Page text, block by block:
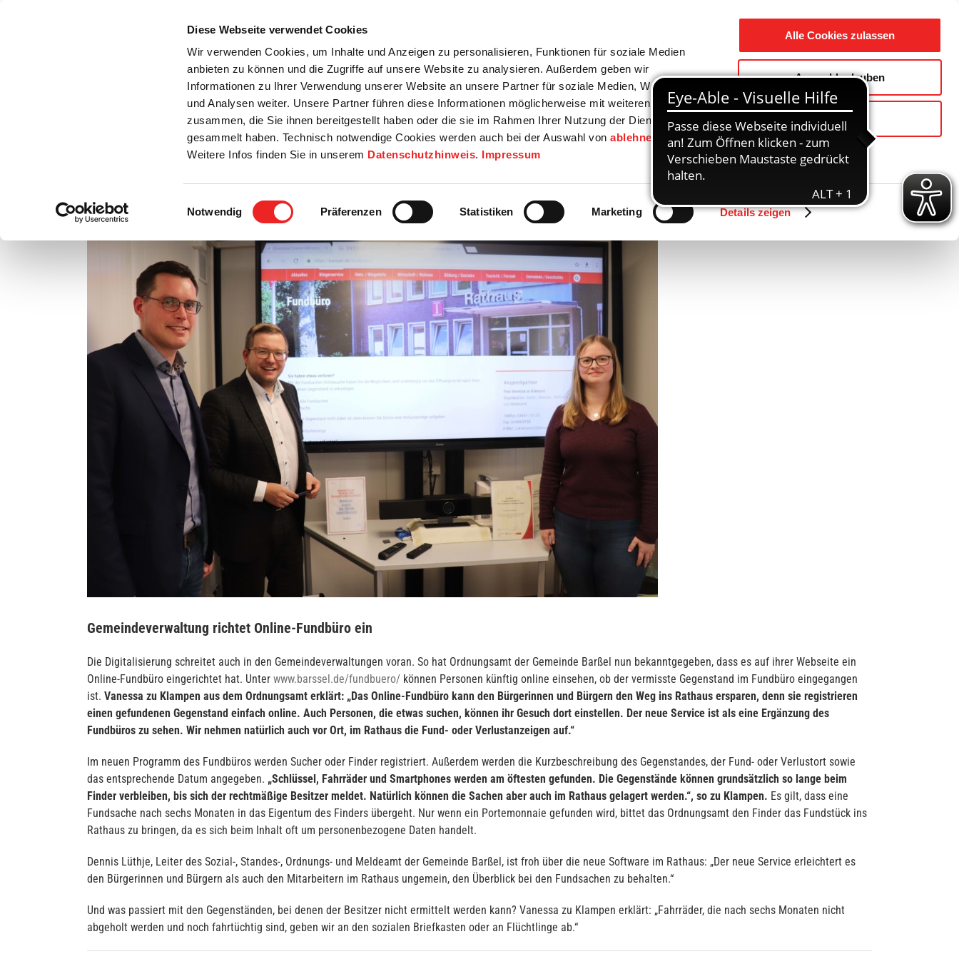
Diese Webseite verwendet Cookies
Wir verwenden Cookies, um Inhalte und Anzeigen zu personalisieren, Funktionen für soziale Medien
anbieten zu können und die Zugriffe auf unsere Website zu analysieren. Außerdem geben wir
Informationen zu Ihrer Verwendung unserer Website an unsere Partner für soziale Medien, Werbung
und Analysen weiter. Unsere Partner führen diese Informationen möglicherweise mit weiteren Daten
zusammen, die Sie ihnen bereitgestellt haben oder die sie im Rahmen Ihrer Nutzung der Dienste
gesammelt haben. Technisch notwendige Cookies werden auch bei der Auswahl vonablehnen
gesetzt.
Weitere Infos finden Sie in unserem Datenschutzhinweis. Impressum
Einwilligungsauswahl
Notwendig Präferenzen Statistiken Marketing Details zeigen
Alle Cookies zulassen
Auswahl erlauben
Ablehnen
Startseite
Bürgerservice Rats- / Bürgerinfo Wirtschaft / Wohnen Bildung / Soziales Touristik / Freizeit Gemeinde / Geschichte
Zurück
Gesucht und gefunden
Gemeindeverwaltung richtet Online-Fundbüro ein
Die Digitalisierung schreitet auch in den Gemeindeverwaltungen voran. So hat Ordnungsamt der Gemeinde Barßel nun bekanntgegeben, dass es auf ihrer Webseite ein
Online-Fundbüro eingerichtet hat. Unter www.barssel.de/fundbuero/ können Personen künftig online einsehen, ob der vermisste Gegenstand im Fundbüro eingegangen
ist. Vanessa zu Klampen aus dem Ordnungsamt erklärt: „Das Online-Fundbüro kann den Bürgerinnen und Bürgern den Weg ins Rathaus ersparen, denn sie registrieren
einen gefundenen Gegenstand einfach online. Auch Personen, die etwas suchen, können ihr Gesuch dort einstellen. Der neue Service ist als eine Ergänzung des
Fundbüros zu sehen. Wir nehmen natürlich auch vor Ort, im Rathaus die Fund- oder Verlustanzeigen auf.“
Im neuen Programm des Fundbüros werden Sucher oder Finder registriert. Außerdem werden die Kurzbeschreibung des Gegenstandes, der Fund- oder Verlustort sowie
das entsprechende Datum angegeben. „Schlüssel, Fahrräder und Smartphones werden am öftesten gefunden. Die Gegenstände können grundsätzlich so lange beim
Finder verbleiben, bis sich der rechtmäßige Besitzer meldet. Natürlich können die Sachen aber auch im Rathaus gelagert werden.“, so zu Klampen. Es gilt, dass eine
Fundsache nach sechs Monaten in das Eigentum des Finders übergeht. Nur wenn ein Portemonnaie gefunden wird, bittet das Ordnungsamt den Finder das Fundstück ins
Rathaus zu bringen, da es sich beim Inhalt oft um personenbezogene Daten handelt.
Dennis Lüthje, Leiter des Sozial-, Standes-, Ordnungs- und Meldeamt der Gemeinde Barßel, ist froh über die neue Software im Rathaus: „Der neue Service erleichtert es
den Bürgerinnen und Bürgern als auch den Mitarbeitern im Rathaus ungemein, den Überblick bei den Fundsachen zu behalten.“
Und was passiert mit den Gegenständen, bei denen der Besitzer nicht ermittelt werden kann? Vanessa zu Klampen erklärt: „Fahrräder, die nach sechs Monaten nicht
abgeholt werden und noch fahrtüchtig sind, geben wir an den sozialen Briefkasten oder an Flüchtlinge ab.“